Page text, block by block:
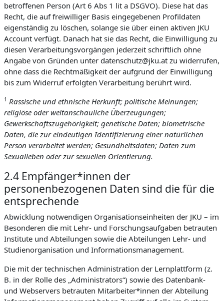
betroffenen Person (Art 6 Abs 1 lit a DSGVO). Diese hat das
Recht, die auf freiwilliger Basis eingegebenen Profildaten
eigenständig zu löschen, solange sie über einen aktiven JKU
Account verfügt. Danach hat sie das Recht, die Einwilligung zu
diesen Verarbeitungsvorgängen jederzeit schriftlich ohne
Angabe von Gründen unter datenschutz@jku.at zu widerrufen,
ohne dass die Rechtmäßigkeit der aufgrund der Einwilligung
bis zum Widerruf erfolgten Verarbeitung berührt wird.
1 Rassische und ethnische Herkunft; politische Meinungen;
religiöse oder weltanschauliche Überzeugungen;
Gewerkschaftszugehörigkeit; genetische Daten; biometrische
Daten, die zur eindeutigen Identifizierung einer natürlichen
Person verarbeitet werden; Gesundheitsdaten; Daten zum
Sexualleben oder zur sexuellen Orientierung.
2.4 Empfänger*innen der
personenbezogenen Daten sind die für die
entsprechende
Abwicklung notwendigen Organisationseinheiten der JKU – im
Besonderen die mit Lehr- und Forschungsaufgaben betrauten
Institute und Abteilungen sowie die Abteilungen Lehr- und
Studienorganisation und Informationsmanagement.
Die mit der technischen Administration der Lernplattform (z.
B. in der Rolle des „Administrators“) sowie des Datenbank-
und Webservers betrauten Mitarbeiter*innen der Abteilung